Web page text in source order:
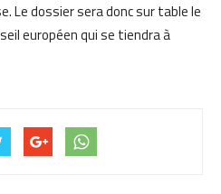
Le dossier sera donc sur table le
européen qui se tiendra à